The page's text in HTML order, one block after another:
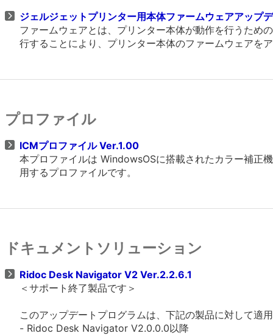
ジェルジェットプリンター用本体ファームウェアアップ
ファームウェアとは、プリンター本体が動作を行うため
行することにより、プリンター本体のファームウェアを
プロファイル
ICMプロファイル Ver.1.00
本プロファイルは WindowsOSに搭載されたカラー補正
用するプロファイルです。
ドキュメントソリューション
Ridoc Desk Navigator V2 Ver.2.2.6.1
＜サポート終了製品です＞
このアップデートプログラムは、下記の製品に対して適
- Ridoc Desk Navigator V2.0.0.0以降